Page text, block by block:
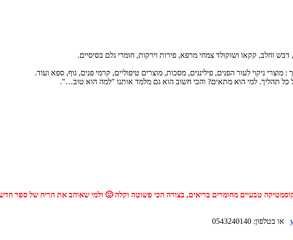
וחלב, קקאו ושוקולד צמחי מרפא, פירות וירקות, חומרי גלם בסיסיים.
ניקוי לעור הפנים, פילינגים, מסכות, מוצרים טיפוליים, קרמי פנים, גוף, ספא ועוד.
תהליך. למי הוא מתאים? והכי חשוב הוא גם מלמד אותנו "למה הוא טוב…".
קוסמטיקה טבעיים מחומרים בריאים, בצורה הכי פשוטה וקלה 🙂 ולמי שאוהב את הריח של ספר
או בטלפון: 0543240140